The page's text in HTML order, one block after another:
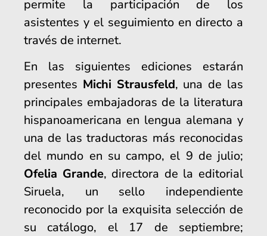
permite la participación de los
asistentes y el seguimiento en directo a
través de internet.
En las siguientes ediciones estarán
presentes Michi Strausfeld, una de las
principales embajadoras de la literatura
hispanoamericana en lengua alemana y
una de las traductoras más reconocidas
del mundo en su campo, el 9 de julio;
Ofelia Grande, directora de la editorial
Siruela, un sello independiente
reconocido por la exquisita selección de
su catálogo, el 17 de septiembre;